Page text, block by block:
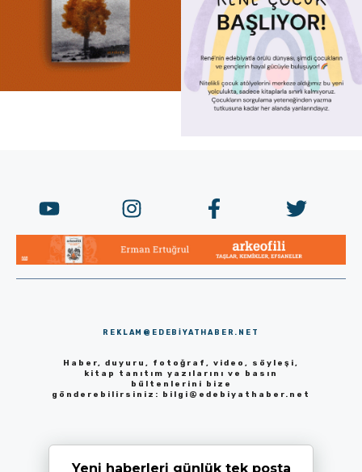
REKLAM@EDEBIYATHABER.NET
Haber, duyuru, fotoğraf, video, söyleşi,
kitap tanıtım yazılarını ve basın
bültenlerini bize
gönderebilirsiniz: bilgi@edebiyathaber.net
Yeni haberleri günlük tek posta